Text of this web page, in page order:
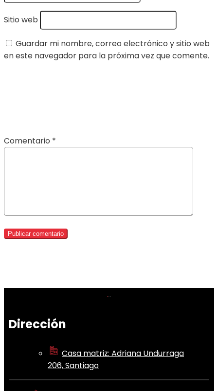
Sitio web
Guardar mi nombre, correo electrónico y sitio web
en este navegador para la próxima vez que comente.
Comentario *
Dirección
Casa matriz: Adriana Undurraga
206, Santiago